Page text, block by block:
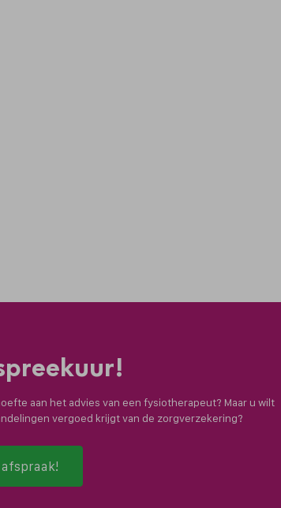
aan het advies van een fysiotherapeut? Maar u wilt
vergoed krijgt van de zorgverzekering?